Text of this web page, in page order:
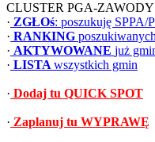
CLUSTER PGA-ZAWODY
· ZGŁOś: poszukuję SPPA/
· RANKING poszukiwanych
· AKTYWOWANE już
· LISTA wszystkich gmin
· Dodaj tu QUICK SPOT
· Zaplanuj tu WYPRAWĘ